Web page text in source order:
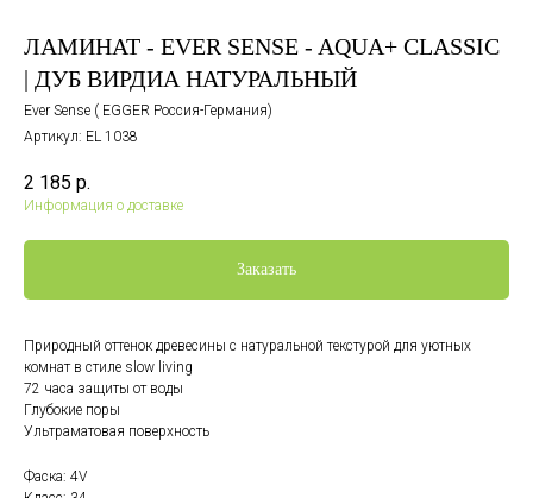
ЛАМИНАТ - EVER SENSE - AQUA+ CLASSIC
| ДУБ ВИРДИА НАТУРАЛЬНЫЙ
Ever Sense ( EGGER Россия-Германия)
Артикул: EL 1038
2 185 р.
Информация о доставке
Заказать
Природный оттенок древесины с натуральной текстурой для уютных
комнат в стиле slow living
72 часа защиты от воды
Глубокие поры
Ультраматовая поверхность
Фаска: 4V